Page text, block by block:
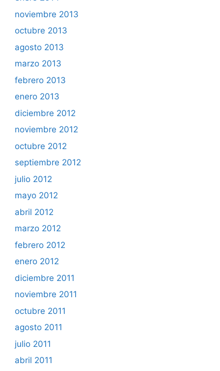
noviembre 2013
octubre 2013
agosto 2013
marzo 2013
febrero 2013
enero 2013
diciembre 2012
noviembre 2012
octubre 2012
septiembre 2012
julio 2012
mayo 2012
abril 2012
marzo 2012
febrero 2012
enero 2012
diciembre 2011
noviembre 2011
octubre 2011
agosto 2011
julio 2011
abril 2011